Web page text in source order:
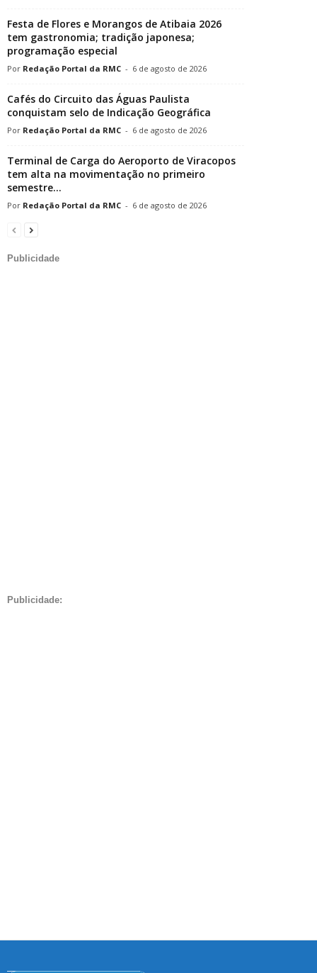
Festa de Flores e Morangos de Atibaia 2026
tem gastronomia; tradição japonesa;
programação especial
Redação Portal da RMC - 6 de agosto de 2026
Cafés do Circuito das Águas Paulista
conquistam selo de Indicação Geográfica
Redação Portal da RMC - 6 de agosto de 2026
Terminal de Carga do Aeroporto de Viracopos
tem alta na movimentação no primeiro
semestre...
Redação Portal da RMC - 6 de agosto de 2026
Publicidade
Publicidade: